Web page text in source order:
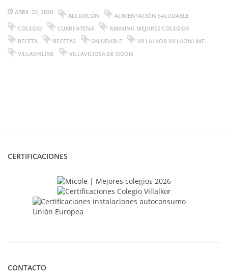
ABRIL 22, 2020 ALCORCÓN
ALIMENTACIÓN SALUDABLE
COLEGIO
CUARENTENA
RANKING MEJORES COLEGIOS
RECETA
RECETAS SALUDABLE
VILLALKOR VILLAONLINE
VILLAONLINE
VILLAVICIOSA DE ODÓN
CERTIFICACIONES
CONTACTO